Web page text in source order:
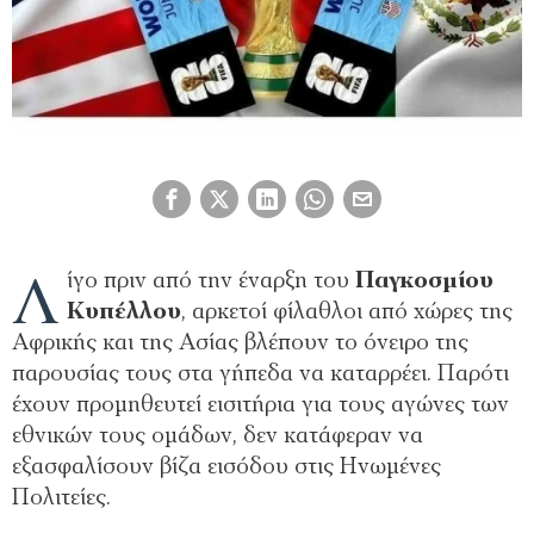
Λ ίγο πριν από την έναρξη του Παγκοσμίου
Κυπέλλου, αρκετοί φίλαθλοι από χώρες της
Αφρικής και της Ασίας βλέπουν το όνειρο της
παρουσίας τους στα γήπεδα να καταρρέει. Παρότι
έχουν προμηθευτεί εισιτήρια για τους αγώνες των
εθνικών τους ομάδων, δεν κατάφεραν να
εξασφαλίσουν βίζα εισόδου στις Ηνωμένες
Πολιτείες.